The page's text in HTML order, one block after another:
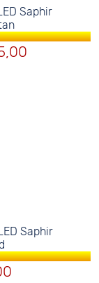
Saphir
Saphir